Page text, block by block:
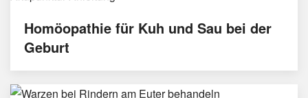
Homöopathie für Kuh und Sau bei der
Geburt